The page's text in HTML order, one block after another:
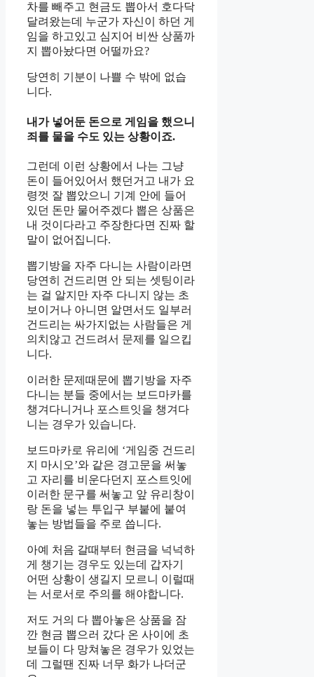
차를 빼주고 현금도 뽑아서 호다닥
달려왔는데 누군가 자신이 하던 게
임을 하고있고 심지어 비싼 상품까
지 뽑아놨다면 어떨까요?
당연히 기분이 나쁠 수 밖에 없습
니다.
내가 넣어둔 돈으로 게임을 했으니
죄를 물을 수도 있는 상황이죠.
그런데 이런 상황에서 나는 그냥
돈이 들어있어서 했던거고 내가 요
령껏 잘 뽑았으니 기계 안에 들어
있던 돈만 물어주겠다 뽑은 상품은
내 것이다라고 주장한다면 진짜 할
말이 없어집니다.
뽑기방을 자주 다니는 사람이라면
당연히 건드리면 안 되는 셋팅이라
는 걸 알지만 자주 다니지 않는 초
보이거나 아니면 알면서도 일부러
건드리는 싸가지없는 사람들은 게
의치않고 건드려서 문제를 일으킵
니다.
이러한 문제때문에 뽑기방을 자주
다니는 분들 중에서는 보드마카를
챙겨다니거나 포스트잇을 챙겨다
니는 경우가 있습니다.
보드마카로 유리에 ‘게임중 건드리
지 마시오’와 같은 경고문을 써놓
고 자리를 비운다던지 포스트잇에
이러한 문구를 써놓고 앞 유리창이
랑 돈을 넣는 투입구 부붙에 붙여
놓는 방법들을 주로 씁니다.
아예 처음 갈때부터 현금을 넉넉하
게 챙기는 경우도 있는데 갑자기
어떤 상황이 생길지 모르니 이럴때
는 서로서로 주의를 해야합니다.
저도 거의 다 뽑아놓은 상품을 잠
깐 현금 뽑으러 갔다 온 사이에 초
보들이 다 망쳐놓은 경우가 있었는
데 그럴땐 진짜 너무 화가 나더군